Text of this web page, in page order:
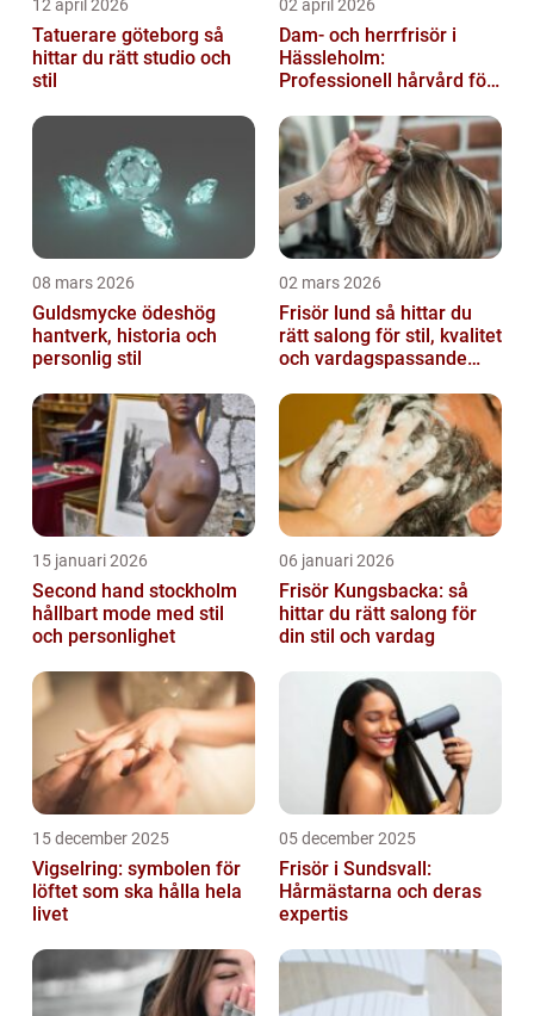
12 april 2026
Tatuerare göteborg så
hittar du rätt studio och
stil
02 april 2026
Dam- och herrfrisör i
Hässleholm:
Professionell hårvård för
08 mars 2026
Guldsmycke ödeshög
hantverk, historia och
personlig stil
02 mars 2026
Frisör lund så hittar du
rätt salong för stil, kvalitet
och vardagspassande
15 januari 2026
Second hand stockholm
hållbart mode med stil
och personlighet
06 januari 2026
Frisör Kungsbacka: så
hittar du rätt salong för
din stil och vardag
15 december 2025
Vigselring: symbolen för
löftet som ska hålla hela
livet
05 december 2025
Frisör i Sundsvall:
Hårmästarna och deras
expertis